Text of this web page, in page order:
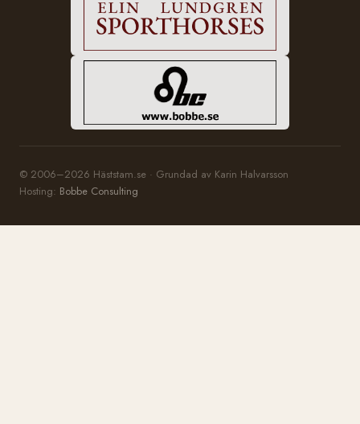
© 2006–2026 Häststam.se · Grundad av Karin Halvarsson
Hosting: Bobbe Consulting